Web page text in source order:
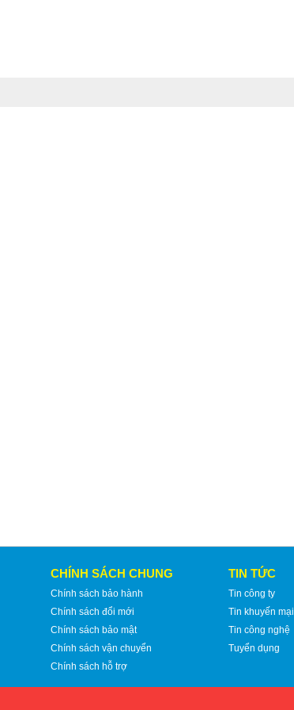
CHÍNH SÁCH CHUNG
Chính sách bảo hành
Chính sách đổi mới
Chính sách bảo mật
Chính sách vận chuyển
Chính sách hỗ trợ
TIN TỨC
Tin công ty
Tin khuyến mại
Tin công nghệ
Tuyển dụng